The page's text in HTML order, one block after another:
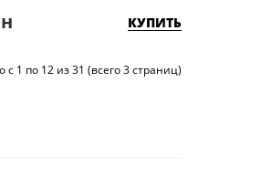
КУПИТЬ
с 1 по 12 из 31 (всего 3 страниц)